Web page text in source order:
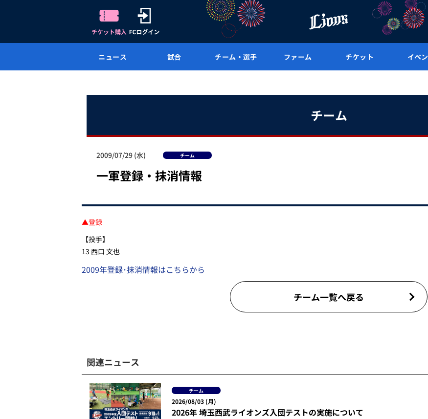
ニュース 試合 チーム・選手 ファーム チケット イベ
チーム
2009/07/29 (水) チーム
一軍登録・抹消情報
▲登録
【投手】
13 西口 文也
2009年登録･抹消情報はこちらから
チーム一覧へ戻る
関連ニュース
チーム
2026/08/03 (月)
2026年 埼玉西武ライオンズ入団テストの実施について